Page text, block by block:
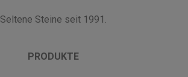
Seltene Steine seit 1991.
PRODUKTE